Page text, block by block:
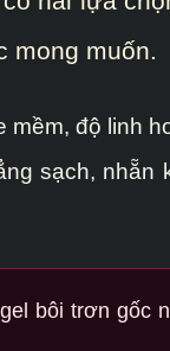
mong muốn.
mềm, độ linh
sạch, nhẵn
bôi trơn gốc